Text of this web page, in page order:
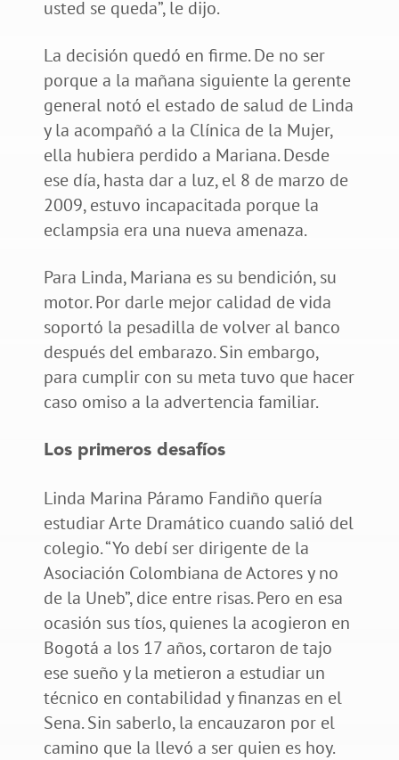
usted se queda”, le dijo.
La decisión quedó en firme. De no ser
porque a la mañana siguiente la gerente
general notó el estado de salud de Linda
y la acompañó a la Clínica de la Mujer,
ella hubiera perdido a Mariana. Desde
ese día, hasta dar a luz, el 8 de marzo de
2009, estuvo incapacitada porque la
eclampsia era una nueva amenaza.
Para Linda, Mariana es su bendición, su
motor. Por darle mejor calidad de vida
soportó la pesadilla de volver al banco
después del embarazo. Sin embargo,
para cumplir con su meta tuvo que hacer
caso omiso a la advertencia familiar.
Los primeros desafíos
Linda Marina Páramo Fandiño quería
estudiar Arte Dramático cuando salió del
colegio. “Yo debí ser dirigente de la
Asociación Colombiana de Actores y no
de la Uneb”, dice entre risas. Pero en esa
ocasión sus tíos, quienes la acogieron en
Bogotá a los 17 años, cortaron de tajo
ese sueño y la metieron a estudiar un
técnico en contabilidad y finanzas en el
Sena. Sin saberlo, la encauzaron por el
camino que la llevó a ser quien es hoy.